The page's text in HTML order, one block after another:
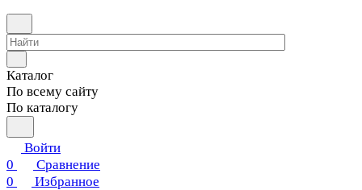
Каталог
По всему сайту
По каталогу
Войти
0
Сравнение
0
Избранное